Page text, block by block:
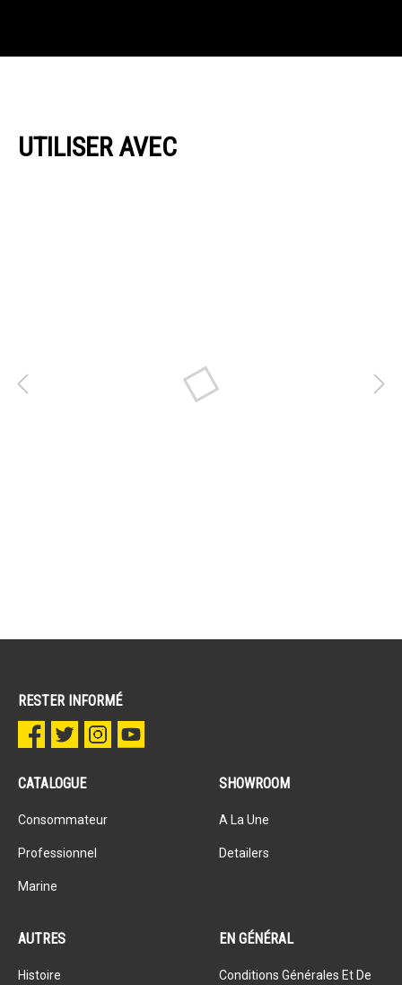
UTILISER AVEC
RESTER INFORMÉ
CATALOGUE
Consommateur
Professionnel
Marine
SHOWROOM
A La Une
Detailers
AUTRES
Histoire
EN GÉNÉRAL
Conditions Générales Et De